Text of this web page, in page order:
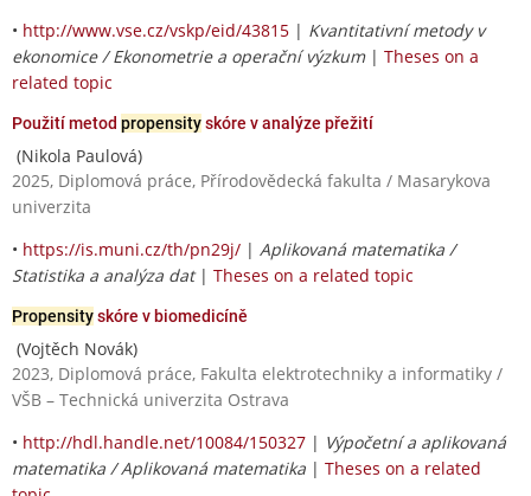
• http://www.vse.cz/vskp/eid/43815 | Kvantitativní metody v
ekonomice / Ekonometrie a operační výzkum| Theses on a
related topic
Použití metod propensityskóre v analýze přežití
(Nikola Paulová)
2025, Diplomová práce, Přírodovědecká fakulta / Masarykova
univerzita
• https://is.muni.cz/th/pn29j/ | Aplikovaná matematika /
Statistika a analýza dat| Theses on a related topic
Propensityskóre v biomedicíně
(Vojtěch Novák)
2023, Diplomová práce, Fakulta elektrotechniky a informatiky /
VŠB – Technická univerzita Ostrava
• http://hdl.handle.net/10084/150327 | Výpočetní a aplikovaná
matematika / Aplikovaná matematika | Theses on a related